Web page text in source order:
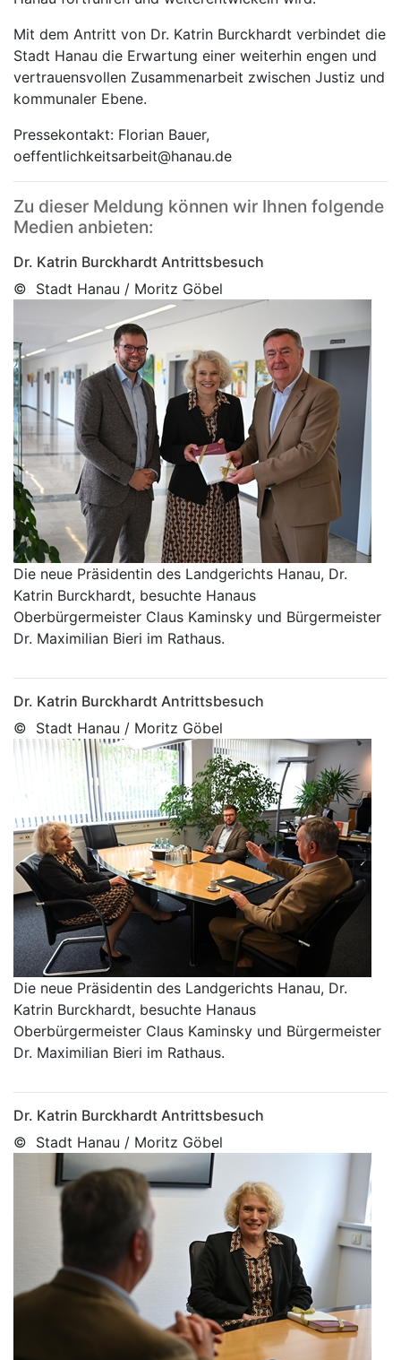
Mit dem Antritt von Dr. Katrin Burckhardt verbindet die
Stadt Hanau die Erwartung einer weiterhin engen und
vertrauensvollen Zusammenarbeit zwischen Justiz und
kommunaler Ebene.
Pressekontakt: Florian Bauer,
oeffentlichkeitsarbeit@hanau.de
Zu dieser Meldung können wir Ihnen folgende
Medien anbieten:
Dr. Katrin Burckhardt Antrittsbesuch
© Stadt Hanau / Moritz Göbel
Die neue Präsidentin des Landgerichts Hanau, Dr.
Katrin Burckhardt, besuchte Hanaus
Oberbürgermeister Claus Kaminsky und Bürgermeister
Dr. Maximilian Bieri im Rathaus.
Dr. Katrin Burckhardt Antrittsbesuch
© Stadt Hanau / Moritz Göbel
Die neue Präsidentin des Landgerichts Hanau, Dr.
Katrin Burckhardt, besuchte Hanaus
Oberbürgermeister Claus Kaminsky und Bürgermeister
Dr. Maximilian Bieri im Rathaus.
Dr. Katrin Burckhardt Antrittsbesuch
© Stadt Hanau / Moritz Göbel